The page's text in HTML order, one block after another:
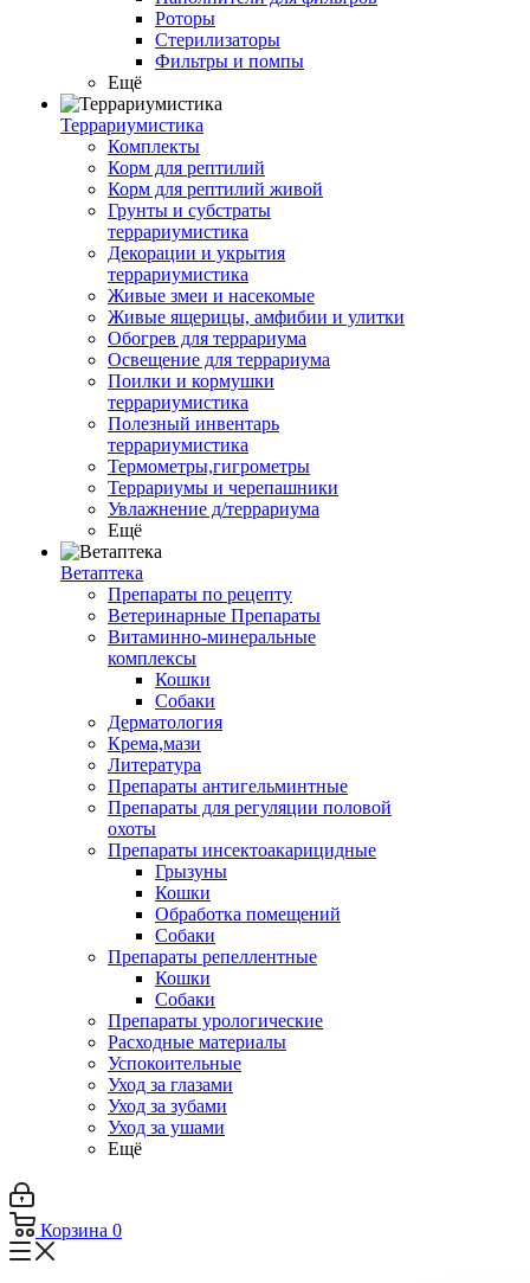
Роторы
Стерилизаторы
Фильтры и помпы
Ещё
Террариумистика
Комплекты
Корм для рептилий
Корм для рептилий живой
Грунты и субстраты
террариумистика
Декорации и укрытия
террариумистика
Живые змеи и насекомые
Живые ящерицы, амфибии и улитки
Обогрев для террариума
Освещение для террариума
Поилки и кормушки
террариумистика
Полезный инвентарь
террариумистика
Термометры,гигрометры
Террариумы и черепашники
Увлажнение д/террариума
Ещё
Ветаптека
Препараты по рецепту
Ветеринарные Препараты
Витаминно-минеральные
комплексы
Кошки
Собаки
Дерматология
Крема,мази
Литература
Препараты антигельминтные
Препараты для регуляции половой
охоты
Препараты инсектоакарицидные
Грызуны
Кошки
Обработка помещений
Собаки
Препараты репеллентные
Кошки
Собаки
Препараты урологические
Расходные материалы
Успокоительные
Уход за глазами
Уход за зубами
Уход за ушами
Ещё
Корзина 0